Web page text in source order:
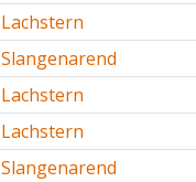
Lachstern
Slangenarend
Lachstern
Lachstern
Slangenarend